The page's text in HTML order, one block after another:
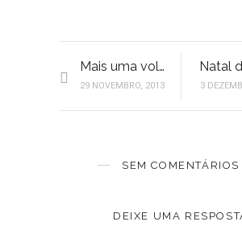
Mais uma voltinha, mais uma moedinha
29 NOVEMBRO, 2013
Natal
3
SEM COMENTÁRIOS
DEIXE UMA